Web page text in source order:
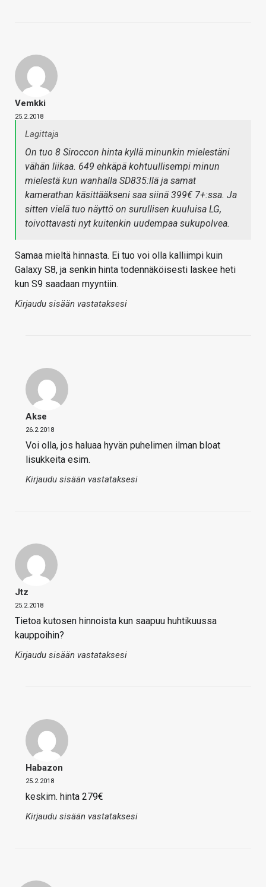
Vemkki
25.2.2018
Lagittaja
On tuo 8 Siroccon hinta kyllä minunkin mielestäni
vähän liikaa. 649 ehkäpä kohtuullisempi minun
mielestä kun wanhalla SD835:llä ja samat
kamerathan käsittääkseni saa siinä 399€ 7+:ssa. Ja
sitten vielä tuo näyttö on surullisen kuuluisa LG,
toivottavasti nyt kuitenkin uudempaa sukupolvea.
Samaa mieltä hinnasta. Ei tuo voi olla kalliimpi kuin
Galaxy S8, ja senkin hinta todennäköisesti laskee heti
kun S9 saadaan myyntiin.
Kirjaudu sisään vastataksesi
Akse
26.2.2018
Voi olla, jos haluaa hyvän puhelimen ilman bloat
lisukkeita esim.
Kirjaudu sisään vastataksesi
Jtz
25.2.2018
Tietoa kutosen hinnoista kun saapuu huhtikuussa
kauppoihin?
Kirjaudu sisään vastataksesi
Habazon
25.2.2018
keskim. hinta 279€
Kirjaudu sisään vastataksesi